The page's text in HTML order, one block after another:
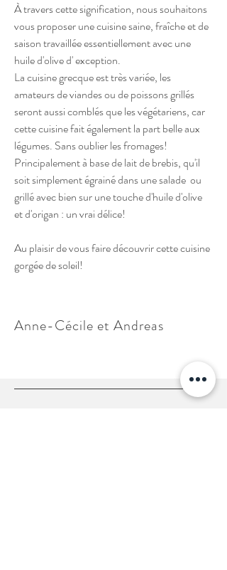
À travers cette signification, nous souhaitons
vous proposer une cuisine saine, fraîche et de
saison travaillée essentiellement avec une
huile d'olive d' exception.
La cuisine grecque est très variée, les
amateurs de viandes ou de poissons grillés
seront aussi comblés que les végétariens, car
cette cuisine fait également la part belle aux
légumes. Sans oublier les fromages!
Principalement à base de lait de brebis, qu'il
soit simplement égrainé dans une salade ou
grillé avec bien sur une touche d'huile d'olive
et d'origan : un vrai délice!
Au plaisir de vous faire découvrir cette cuisine
gorgée de soleil!
Anne-Cécile et Andreas